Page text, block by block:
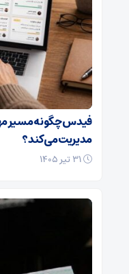
فیدس چگونه مسیر
مدیریت می‌کند؟